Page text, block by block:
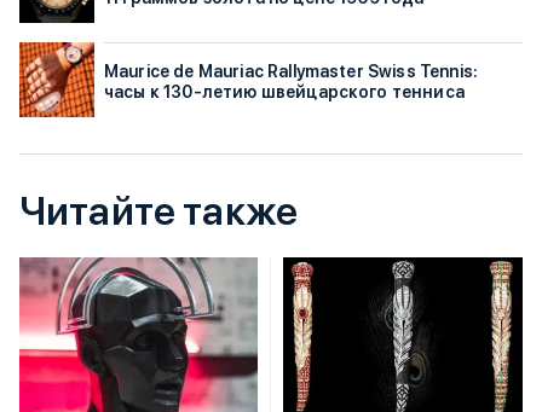
Maurice de Mauriac Rallymaster Swiss Tennis:
часы к 130-летию швейцарского тенниса
Читайте также